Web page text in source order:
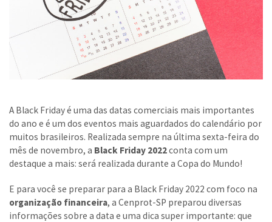
A Black Friday é uma das datas comerciais mais importantes
do ano e é um dos eventos mais aguardados do calendário por
muitos brasileiros. Realizada sempre na última sexta-feira do
mês de novembro, a Black Friday 2022conta com um
destaque a mais: será realizada durante a Copa do Mundo!
E para você se preparar para a Black Friday 2022 com foco na
organização financeira, a Cenprot-SP preparou diversas
informações sobre a data e uma dica super importante: que